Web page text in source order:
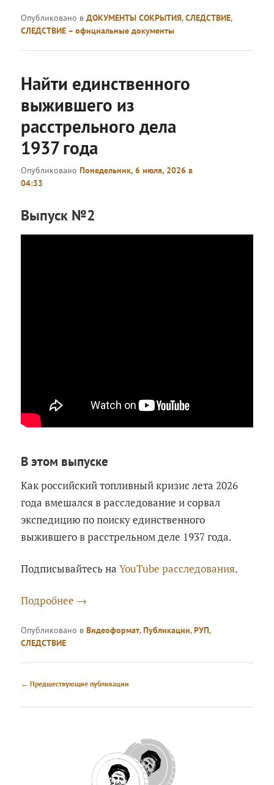
Опубликовано в ДОКУМЕНТЫ СОКРЫТИЯ,СЛЕДСТВИЕ,
СЛЕДСТВИЕ – официальные документы
Найти единственного
выжившего из
расстрельного дела
1937 года
ОпубликованоПонедельник, 6 июля, 2026 в
04:33
Выпуск №2
В этом выпуске
Как российский топливный кризис лета 2026
года вмешался в расследование и сорвал
экспедицию по поиску единственного
выжившего в расстрельном деле 1937 года.
Подписывайтесь наYouTube расследования.
Подробнее →
Опубликовано в Видеоформат,Публикации,РУП,
СЛЕДСТВИЕ
Навигация
записям
← Предшествующие публикации